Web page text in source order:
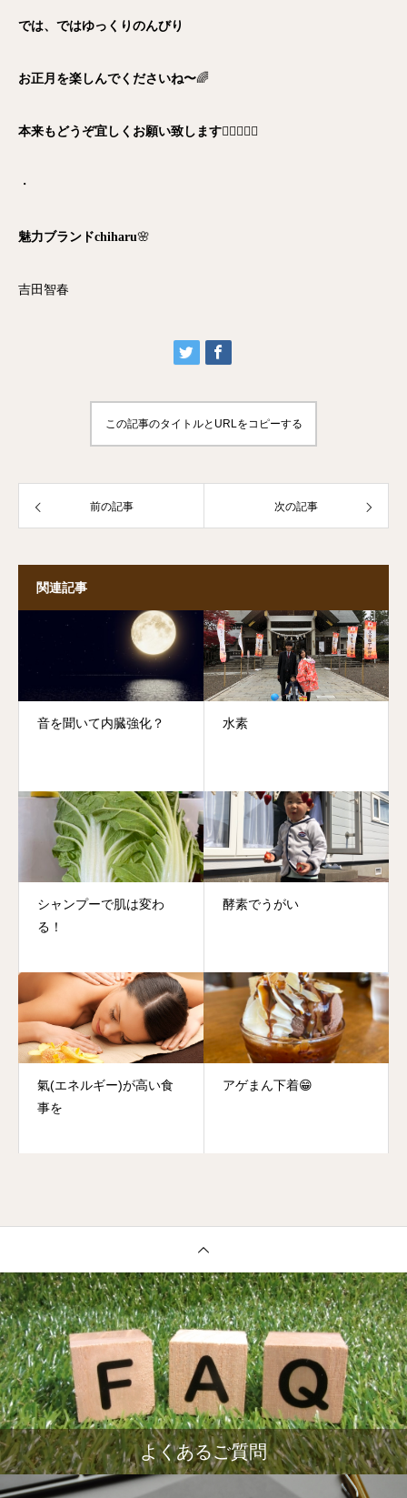
では、ではゆっくりのんびり
お正月を楽しんでくださいね〜🌈
本来もどうぞ宜しくお願い致します🙇‍♀️✨✨✨
・
魅力ブランドchiharu🌸
吉田智春
この記事のタイトルとURLをコピーする
前の記事 次の記事
関連記事
音を聞いて内臓強化？ 水素
シャンプーで肌は変わ
る！
酵素でうがい
氣(エネルギー)が高い食
事を
アゲまん下着😁
よくあるご質問